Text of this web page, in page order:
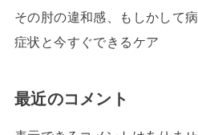
その肘の違和感、もしかして
症状と今すぐできるケア
最近のコメント